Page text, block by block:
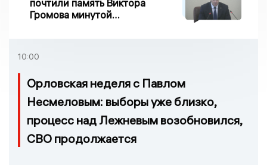
Громова минутой
10:00
Орловская неделя с Павлом
Несмеловым: выборы уже близко,
процесс над Лежневым возобновился,
СВО продолжается